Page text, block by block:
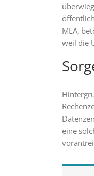
MEA,
weil die
eine